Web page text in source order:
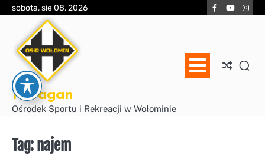
Skip
content
sobota, sie 08, 2026 Facebook
YouTube
Huragan
Ośrodek Sportu i Rekreacji w Wołominie
Tag:najem